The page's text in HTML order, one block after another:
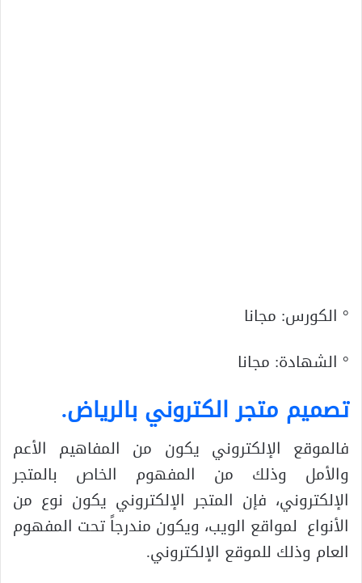
° الكورس: مجانا
° الشهادة: مجانا
تصميم متجر الكتروني بالرياض.
فالموقع الإلكتروني يكون من المفاهيم الأعم
والأمل وذلك من المفهوم الخاص بالمتجر
الإلكتروني، فإن المتجر الإلكتروني يكون نوع من
الأنواع لمواقع الويب، ويكون مندرجاً تحت المفهوم
العام وذلك للموقع الإلكتروني.